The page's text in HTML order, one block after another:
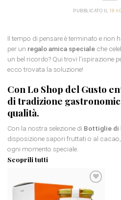
PUBBLICATO IL 18
Il tempo di pensare è terminato e
per un regalo amica speciale che
un bel ricordo? Qui trovi l’ispirazione
ecco trovata la soluzione!
Con Lo Shop del Gusto
ditradizione
qualità.
Con la nostra selezione di Bottiglie di
disposizione sapori fruttati o al
ogni momento speciale.
Scoprili tutti